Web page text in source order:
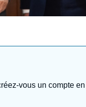
vous un compte en